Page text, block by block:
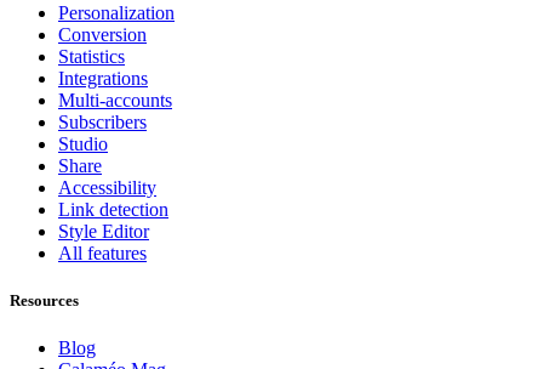
Personalization
Conversion
Statistics
Integrations
Multi-accounts
Subscribers
Studio
Share
Accessibility
Link detection
Style Editor
All features
Resources
Blog